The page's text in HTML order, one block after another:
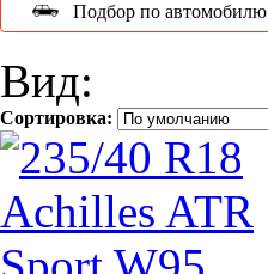
Подбор по автомобилю
Вид:
Сортировка: